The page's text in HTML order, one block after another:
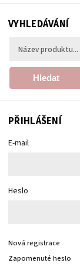
VYHLEDÁVÁNÍ
Hledat
PŘIHLÁŠENÍ
E-mail
Heslo
Nová registrace
Zapomenuté heslo